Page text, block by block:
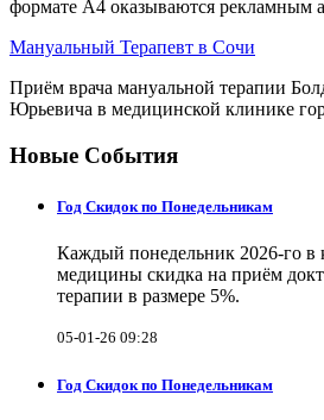
формате А4 оказываются рекламным
Мануальный Терапевт в Сочи
Приём врача мануальной терапии
Юрьевича в медицинской клинике
Новые События
Год Скидок по Понедельникам
Каждый понедельник 2026-го в
медицины скидка на приём
терапии в размере 5%.
05-01-26 09:28
Год Скидок по Понедельникам